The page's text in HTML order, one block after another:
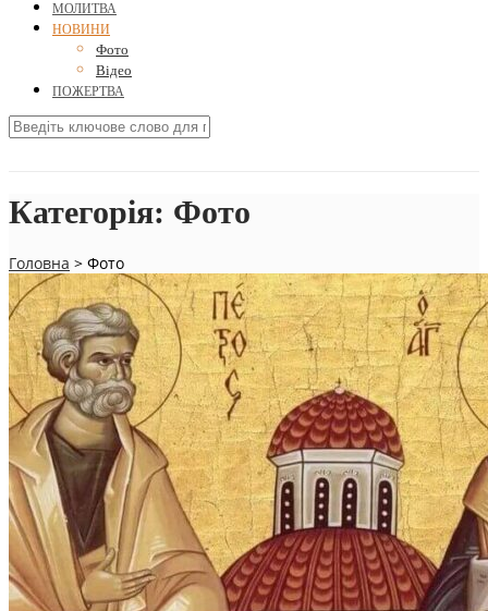
МОЛИТВА
НОВИНИ
Фото
Відео
ПОЖЕРТВА
Категорія: Фото
Головна > Фото